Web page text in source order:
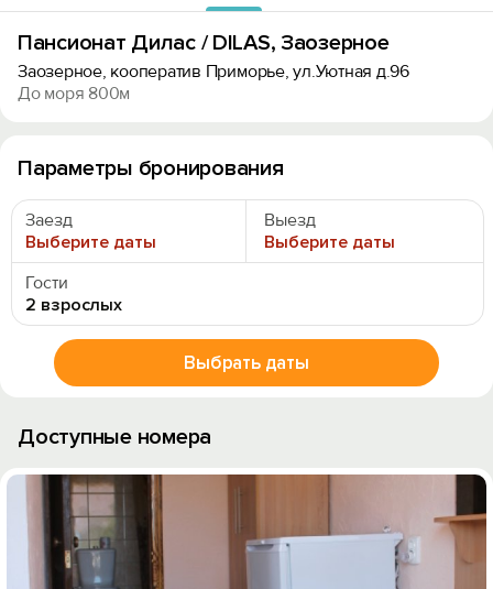
Пансионат Дилас / DILAS, Заозерное
Заозерное, кооператив Приморье, ул.Уютная д.96
До моря 800м
Параметры бронирования
Заезд
Выберите даты
Выезд
Выберите даты
Гости
2 взрослых
Выбрать даты
Доступные номера